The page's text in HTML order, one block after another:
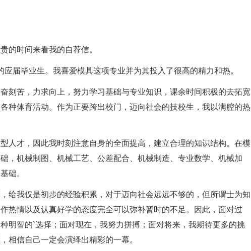
时间来看我的自荐信。
毕业生。我喜爱模具这项专业并为其投入了很高的精力和热。
苦，力求向上，努力学习基础与专业知识，课余时间积极的去拓宽
种体育活动。作为正要跨出校门，迈向社会的技校生，我以满腔的热
才，因此我时刻注意自身的全面提高，建立合理的知识结构。在模
，机械制图、机械工艺、公差配合、机械制造、专业数学、机械加
础。
我仅是初步的经验积累，对于迈向社会远远不够的，但所谓士为知
热情以及认真好学的态度完全可以弥补暂时的不足。因此，面对过
明智的`选择；面对现在，我努力拼搏；面对将来，我期待更多的挑
相信自己一定会演绎出精彩的一幕。